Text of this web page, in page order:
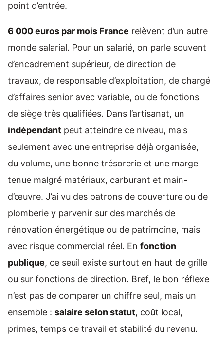
point d’entrée.
6 000 euros par mois France relèvent d’un autre
monde salarial. Pour un salarié, on parle souvent
d’encadrement supérieur, de direction de
travaux, de responsable d’exploitation, de chargé
d’affaires senior avec variable, ou de fonctions
de siège très qualifiées. Dans l’artisanat, un
indépendant peut atteindre ce niveau, mais
seulement avec une entreprise déjà organisée,
du volume, une bonne trésorerie et une marge
tenue malgré matériaux, carburant et main-
d’œuvre. J’ai vu des patrons de couverture ou de
plomberie y parvenir sur des marchés de
rénovation énergétique ou de patrimoine, mais
avec risque commercial réel. En fonction
publique, ce seuil existe surtout en haut de grille
ou sur fonctions de direction. Bref, le bon réflexe
n’est pas de comparer un chiffre seul, mais un
ensemble : salaire selon statut, coût local,
primes, temps de travail et stabilité du revenu.